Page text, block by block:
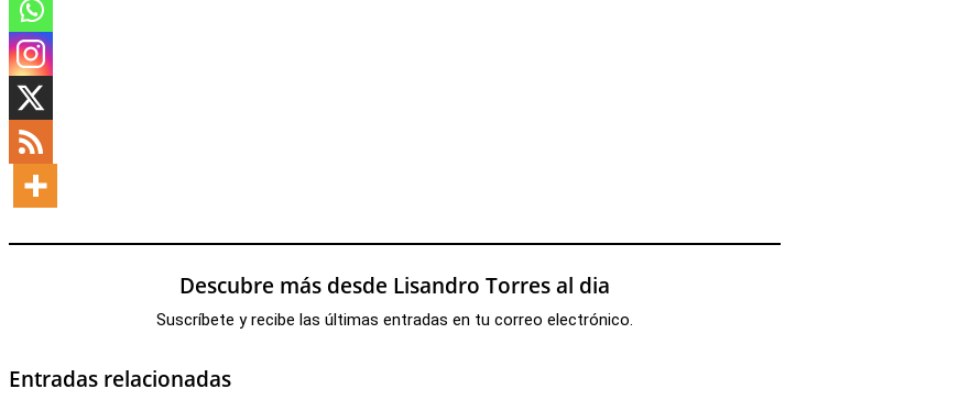
Descubre más desde Lisandro Torres al dia
Suscríbete y recibe las últimas entradas en tu correo electrónico.
Entradas relacionadas